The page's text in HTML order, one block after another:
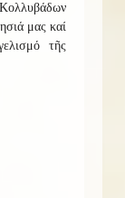
μας καί
τῆς